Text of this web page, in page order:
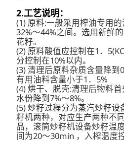
2.工艺说明：
(1) 原料:一般采用榨油专用
32%～44%之间。选用新鲜
花籽。
(2) 原料酸值应控制在1．
分控制在10%以内。
(3) 清理后原料杂质含量降到
有用油料含量小于1．5%
(4) 烘干、脱壳:清理后物料首
水份降到7%～8%。
(5) 炒籽过程分为蒸汽炒籽
籽机两种，对应生产两种不
品，滚筒炒籽机设备炒籽
间为20～30min ，入榨温度